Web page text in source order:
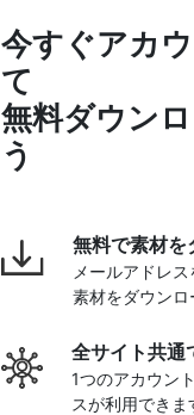
今すぐアカ
て
無料ダウン
う
無料で素材を
メールアドレ
素材をダウン
全サイト共通
1つのアカウン
スが利用できま